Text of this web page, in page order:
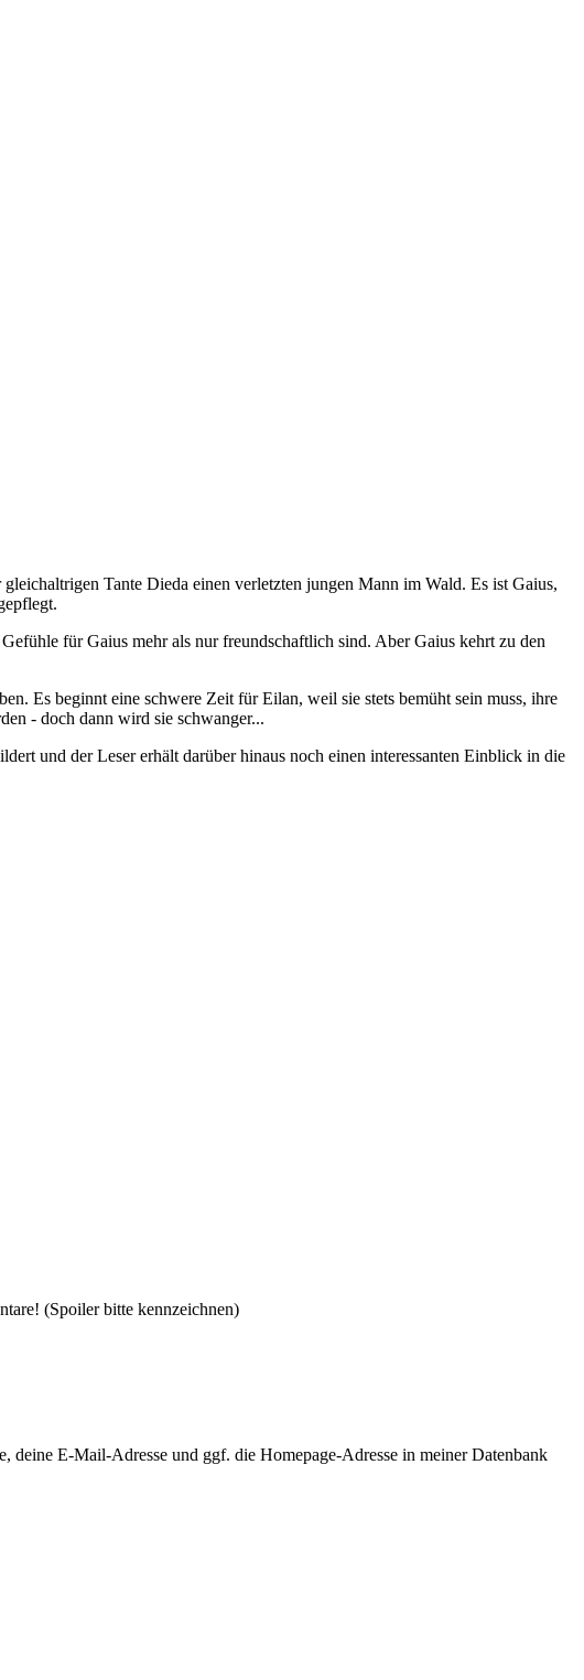
Tante Dieda einen verletzten jungen Mann im Wald. Es ist Gaius,
für Gaius mehr als nur freundschaftlich sind. Aber Gaius kehrt zu den
Es beginnt eine schwere Zeit für Eilan, weil sie stets bemüht sein muss, ihre
- doch dann wird sie schwanger...
und der Leser erhält darüber hinaus noch einen interessanten Einblick in die
(Spoiler bitte kennzeichnen)
deine E-Mail-Adresse und ggf. die Homepage-Adresse in meiner Datenbank